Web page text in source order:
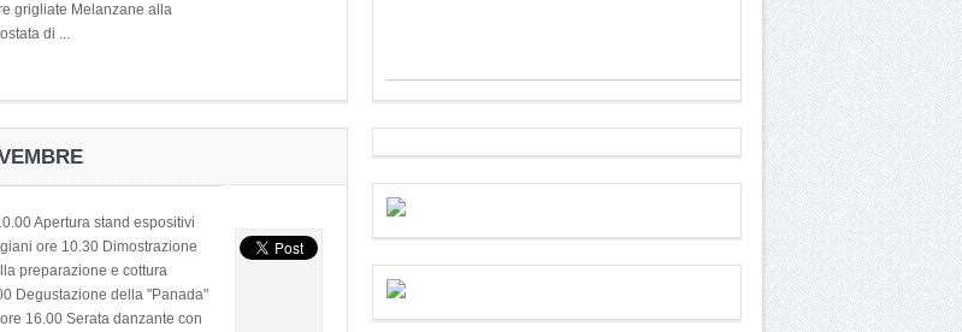
grigliate Melanzane alla
di ...
Apertura stand espositivi
ore 10.30 Dimostrazione
preparazione e cottura
Degustazione della "Panada"
16.00 Serata danzante con